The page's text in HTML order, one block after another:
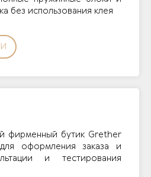
без использования клея
фирменный бутик Grether
оформления заказа и
и тестирования